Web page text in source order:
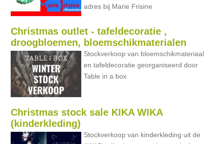
adres bij Marie Frisine
Christmas outlet - tafeldecoratie ,
droogbloemen, bloemschikmaterialen
Stockverkoop van bloemschikmateriaal
en tafeldecoratie georganiseerd door
Table in a box
Christmas stock sale KIKA WIKA
(kinderkleding)
Stockverkoop van kinderkleding uit de